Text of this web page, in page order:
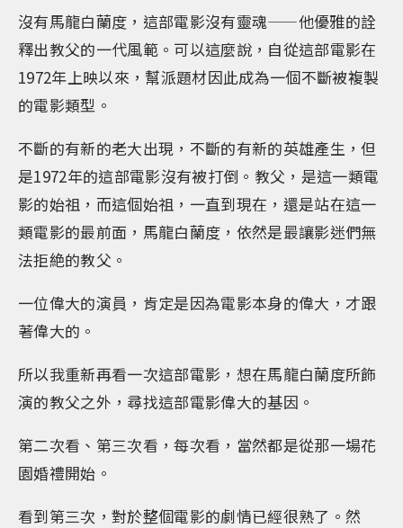
沒有馬龍白蘭度，這部電影沒有靈魂——他優雅的詮
釋出教父的一代風範。可以這麼說，自從這部電影在
1972年上映以來，幫派題材因此成為一個不斷被複製
的電影類型。
不斷的有新的老大出現，不斷的有新的英雄產生，但
是1972年的這部電影沒有被打倒。教父，是這一類電
影的始祖，而這個始祖，一直到現在，還是站在這一
類電影的最前面，馬龍白蘭度，依然是最讓影迷們無
法拒絶的教父。
一位偉大的演員，肯定是因為電影本身的偉大，才跟
著偉大的。
所以我重新再看一次這部電影，想在馬龍白蘭度所飾
演的教父之外，尋找這部電影偉大的基因。
第二次看、第三次看，每次看，當然都是從那一場花
園婚禮開始。
看到第三次，對於整個電影的劇情已經很熟了。然